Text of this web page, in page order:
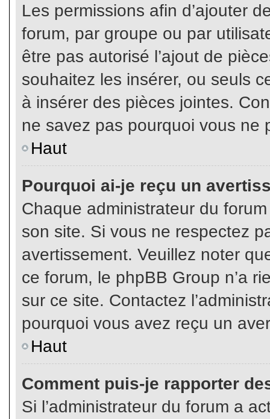
Les permissions afin d’ajouter
forum, par groupe ou par
être pas autorisé l’ajout de
souhaitez les insérer, ou seuls
à insérer des pièces jointes.
ne savez pas pourquoi vous ne
Haut
Pourquoi ai-je reçu un
Chaque administrateur du
son site. Si vous ne respectez
avertissement. Veuillez noter
ce forum, le phpBB Group n’a
sur ce site. Contactez
pourquoi vous avez reçu un
Haut
Comment puis-je rapporter
Si l’administrateur du forum a